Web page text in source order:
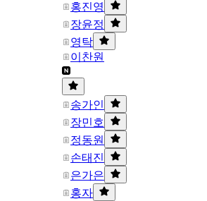
홍진영
장윤정
영탁
이찬원
송가인
장민호
정동원
손태진
은가은
홍자